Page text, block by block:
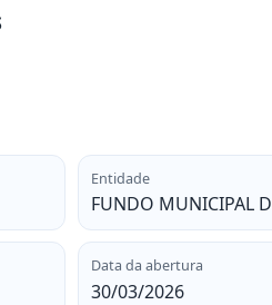
Entidade
FUNDO MUNICIPAL
Data da abertura
30/03/2026